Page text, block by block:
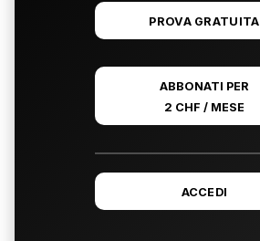
PROVA GRATUITA
ABBONATI PER
2 CHF / MESE
ACCEDI